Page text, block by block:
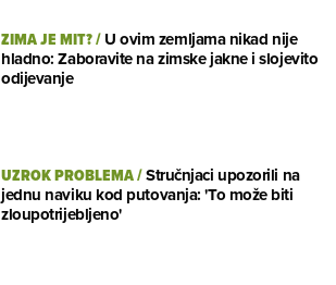
ZIMA JE MIT?/U ovim zemljama nikad nije
hladno: Zaboravite na zimske jakne i slojevito
odijevanje
UZROK PROBLEMA/Stručnjaci upozorili na
jednu naviku kod putovanja: 'To može biti
zloupotrijebljeno'